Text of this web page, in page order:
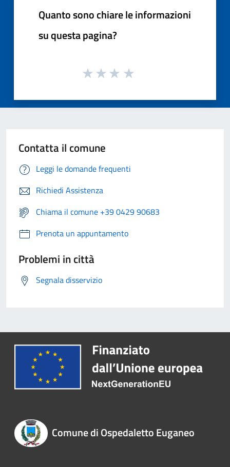
Quanto sono chiare le informazioni
su questa pagina?
Contatta il comune
Leggi le domande frequenti
Richiedi Assistenza
Chiama il comune +39 0429 90683
Prenota un appuntamento
Problemi in città
Segnala disservizio
Comune di Ospedaletto Euganeo